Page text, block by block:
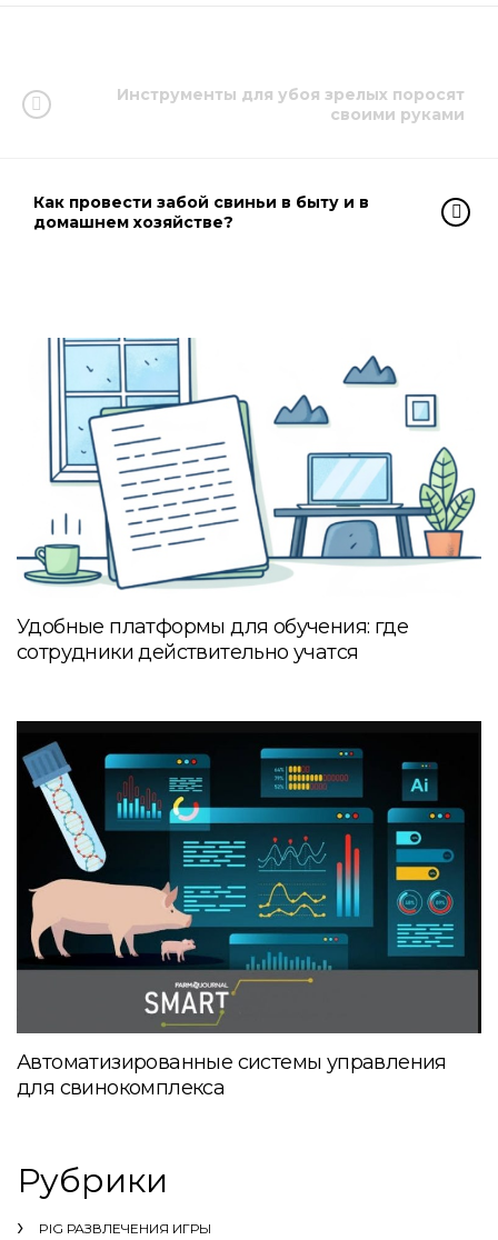
Инструменты для убоя зрелых поросят
своими руками
Как провести забой свиньи в быту и в
домашнем хозяйстве?
Удобные платформы для обучения: где
сотрудники действительно учатся
Автоматизированные системы управления
для свинокомплекса
Рубрики
PIG РАЗВЛЕЧЕНИЯ ИГРЫ